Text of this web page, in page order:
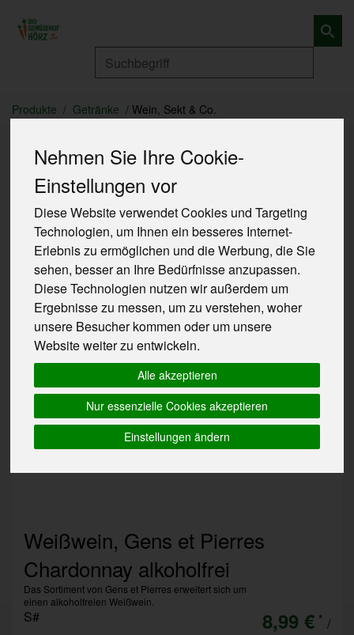
Nehmen Sie Ihre Cookie-
Einstellungen vor
Diese Website verwendet Cookies und Targeting
Technologien, um Ihnen ein besseres Internet-
Erlebnis zu ermöglichen und die Werbung, die Sie
sehen, besser an Ihre Bedürfnisse anzupassen.
Diese Technologien nutzen wir außerdem um
Ergebnisse zu messen, um zu verstehen, woher
unsere Besucher kommen oder um unsere
Website weiter zu entwickeln.
Alle akzeptieren
Nur essenzielle Cookies akzeptieren
Einstellungen ändern
Produkte Getränke Wein, Sekt & Co.
Weißwein, Gens et Pierres
Chardonnay alkoholfrei
Das Sortiment von Gens et Pierres erweitert sich um
einen alkoholfreien Weißwein.
S# 8,99 € * /